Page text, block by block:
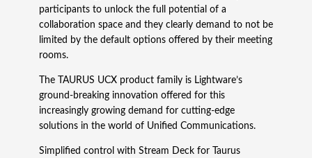
participants to unlock the full potential of a
collaboration space and they clearly demand to not be
limited by the default options offered by their meeting
rooms.
The TAURUS UCX product family is Lightware’s
ground-breaking innovation offered for this
increasingly growing demand for cutting-edge
solutions in the world of Unified Communications.
Simplified control with Stream Deck for Taurus